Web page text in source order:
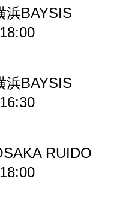
BAYSIS
BAYSIS
RUIDO